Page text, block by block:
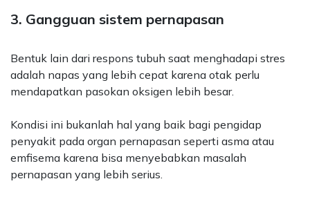
3. Gangguan sistem pernapasan
Bentuk lain dari respons tubuh saat menghadapi stres
adalah napas yang lebih cepat karena otak perlu
mendapatkan pasokan oksigen lebih besar.
Kondisi ini bukanlah hal yang baik bagi pengidap
penyakit pada organ pernapasan seperti asma atau
emfisema karena bisa menyebabkan masalah
pernapasan yang lebih serius.